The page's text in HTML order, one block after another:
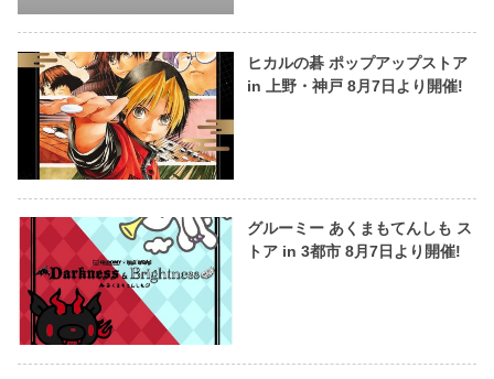
ヒカルの碁 ポップアップストア
in 上野・神戸 8月7日より開催!
グルーミー あくまもてんしも ス
トア in 3都市 8月7日より開催!